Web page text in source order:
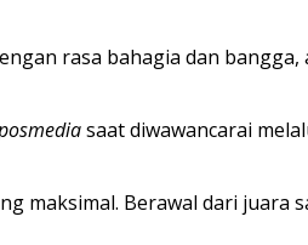
rasa bahagia dan bangga,
saat diwawancarai
maksimal. Berawal dari juara